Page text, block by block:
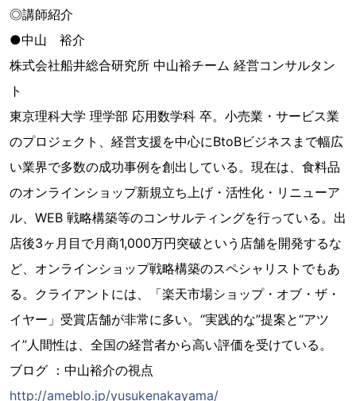
◎講師紹介
●中山 裕介
株式会社船井総合研究所 中山裕チーム 経営コンサルタン
ト
東京理科大学 理学部 応用数学科 卒。小売業・サービス業
のプロジェクト、経営支援を中心にBtoBビジネスまで幅広
い業界で多数の成功事例を創出している。現在は、食料品
のオンラインショップ新規立ち上げ・活性化・リニューア
ル、WEB 戦略構築等のコンサルティングを行っている。出
店後3ヶ月目で月商1,000万円突破という店舗を開発するな
ど、オンラインショップ戦略構築のスペシャリストでもあ
る。クライアントには、「楽天市場ショップ・オブ・ザ・
イヤー」受賞店舗が非常に多い。“実践的な”提案と“アツ
イ”人間性は、全国の経営者から高い評価を受けている。
ブログ ：中山裕介の視点
http://ameblo.jp/yusukenakayama/